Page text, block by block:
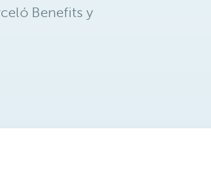
Benefits y